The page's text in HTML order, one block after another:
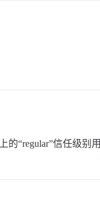
“regular”信任级别